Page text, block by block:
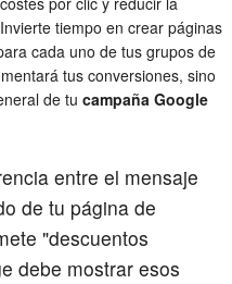
tiempo en crear páginas
cada uno de tus grupos de
tus conversiones, sino
de tu campaña Google
entre el mensaje
de tu página de
"descuentos
debe mostrar esos